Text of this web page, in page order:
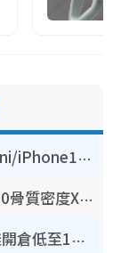
豐澤優惠勁減低至44折！Mac mini/iPhone17Pro大減價！廚房家電$220起
港大推賽馬會強化骨骼計劃！$100骨質密度X光檢查 完成免費運動訓練送超市禮券！附參加資格
開倉優惠 | 尖沙咀海港城名牌波鞋開倉低至1折！On鞋$899起／Joy&Peace鞋履$98起